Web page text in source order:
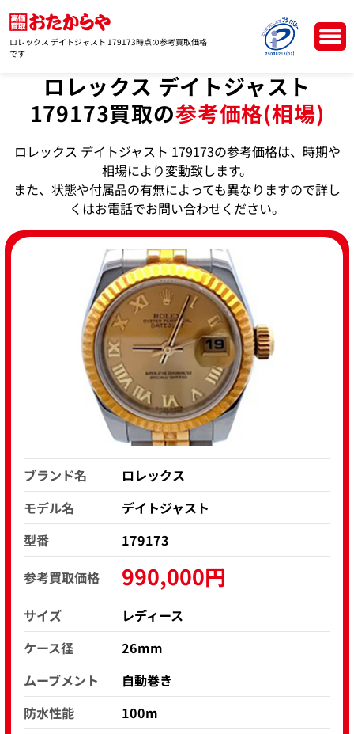
ロレックス デイトジャスト 179173時点の参考買取価格
です
ロレックス デイトジャスト
179173買取の参考価格(相場)
ロレックス デイトジャスト 179173の参考価格は、時期や
相場により変動致します。
また、状態や付属品の有無によっても異なりますので詳し
くはお電話でお問い合わせください。
ブランド名
ロレックス
モデル名
デイトジャスト
型番
179173
参考買取価格
990,000円
サイズ
レディース
ケース径
26mm
ムーブメント
自動巻き
防水性能
100m